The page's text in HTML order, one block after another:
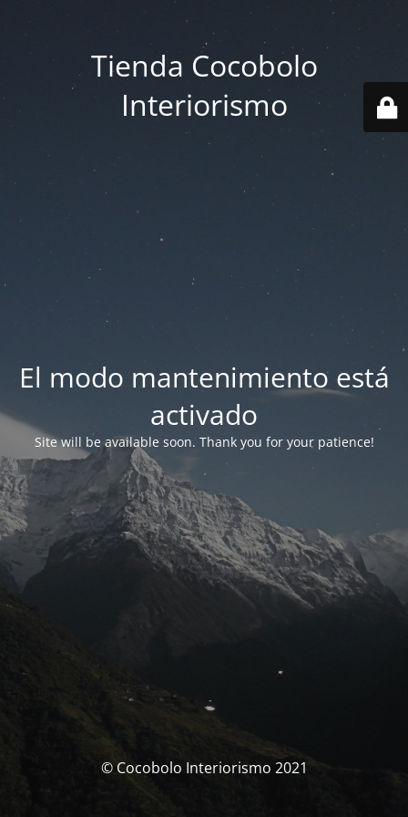
Tienda Cocobolo
Interiorismo
El modo mantenimiento está
activado
Site will be available soon. Thank you for your patience!
© Cocobolo Interiorismo 2021